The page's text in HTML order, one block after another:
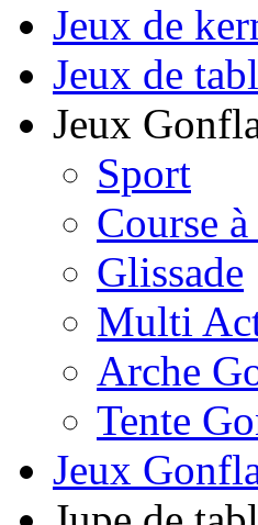
Jeux de
Jeux de
Jeux
Sport
Course
Glissade
Multi
Arche
Tente
Jeux